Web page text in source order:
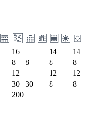
16 14
14
8 8 8
8
12 12
12
30 30 8
8
200